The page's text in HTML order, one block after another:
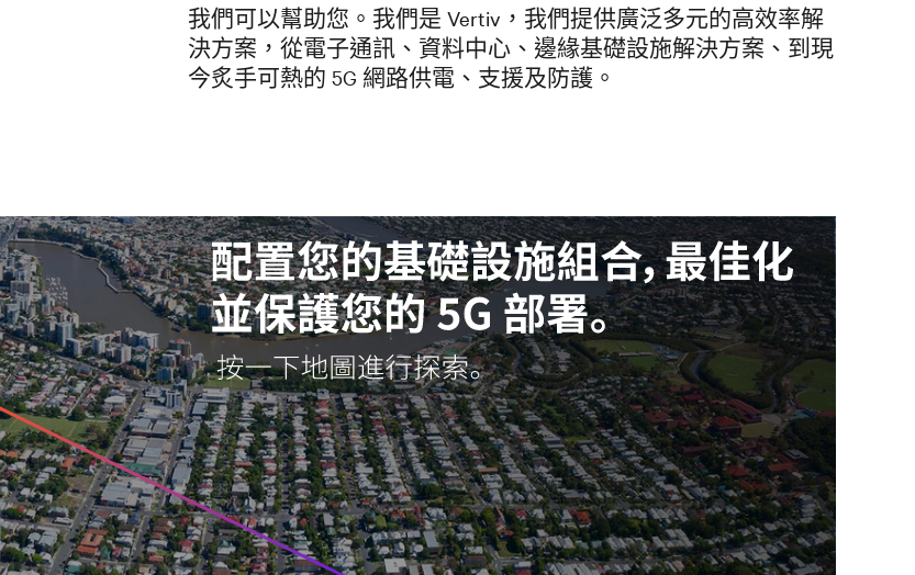
我們可以幫助您。我們是 Vertiv，我們提供廣泛多元的高效率解
決方案，從電子通訊、資料中心、邊緣基礎設施解決方案、到現
今炙手可熱的 5G 網路供電、支援及防護。